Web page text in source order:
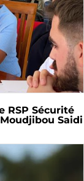
RSP Sécurité
Saidi